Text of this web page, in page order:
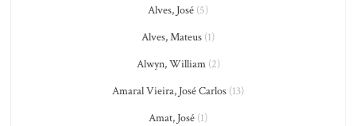
Alves, José (5)
Alves, Mateus (1)
Alwyn, William(2)
Amaral Vieira, José Carlos (13)
Amat, José (1)